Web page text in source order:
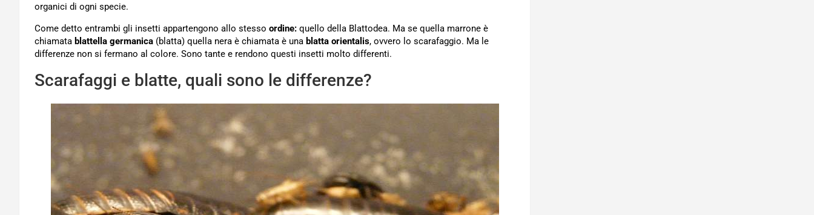
organici di ogni specie.
Come detto entrambi gli insetti appartengono allo stesso ordine: quello della Blattodea. Ma se quella marrone è
chiamata blattella germanica (blatta) quella nera è chiamata è una blatta orientalis, ovvero lo scarafaggio. Ma le
differenze non si fermano al colore. Sono tante e rendono questi insetti molto differenti.
Scarafaggi e blatte, quali sono le differenze?